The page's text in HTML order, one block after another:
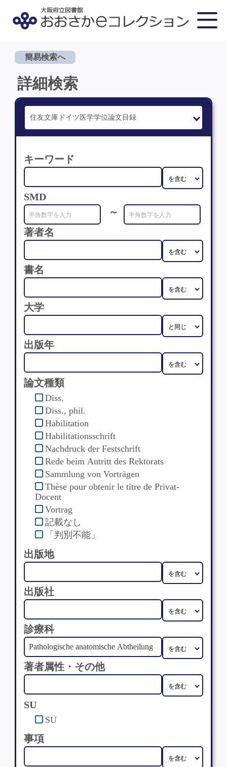
簡易検索へ
詳細検索
キーワード
SMD
～
著者名
書名
大学
出版年
論文種類
Diss.
Diss., phil.
Habilitation
Habilitationsschrift
Nachdruck der Festschrift
Rede beim Antritt des Rektorats
Sammlung von Vorträgen
Thèse pour obtenir le titre de Privat-
Docent
Vortrag
記載なし
「判別不能」
出版地
出版社
診療科
著者属性・その他
SU
SU
事項